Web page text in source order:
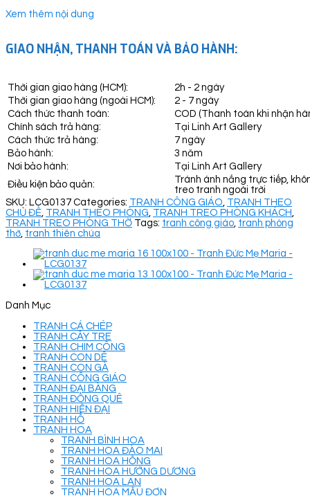
Xem thêm nội dung
GIAO NHẬN, THANH TOÁN VÀ BẢO HÀNH:
Thời gian giao hàng (HCM):
2h - 2 ngày
Thời gian giao hàng (ngoài HCM):
2 - 7 ngày
Cách thức thanh toán:
COD (Thanh toán khi nhận
Chính sách trả hàng:
Tại Linh Art Gallery
Cách thức trả hàng:
7 ngày
Bảo hành:
3 năm
Nơi bảo hành:
Tại Linh Art Gallery
Điều kiện bảo quản:
Tránh ánh nắng trực tiếp,
treo tranh ngoài trời
SKU: LCG0137 Categories: TRANH CÔNG GIÁO TRANH THEO
CHỦ ĐỀ TRANH THEO PHÒNG TRANH TREO PHÒNG KHÁCH
TRANH TREO PHÒNG THỜ Tags: tranh công giáo tranh phòng
thờ tranh thiên chúa
Danh Mục
TRANH CÁ CHÉP
TRANH CÂY TRE
TRANH CHIM CÔNG
TRANH CON DÊ
TRANH CON GÀ
TRANH CÔNG GIÁO
TRANH ĐẠI BÀNG
TRANH ĐỒNG QUÊ
TRANH HIỆN ĐẠI
TRANH HỔ
TRANH HOA
TRANH BÌNH HOA
TRANH HOA ĐÀO MAI
TRANH HOA HỒNG
TRANH HOA HƯỚNG DƯƠNG
TRANH HOA LAN
TRANH HOA MẪU ĐƠN